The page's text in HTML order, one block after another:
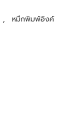
,
หมึกพิมพ์อิงค์